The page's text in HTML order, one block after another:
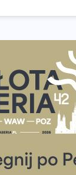
Powstania
uczestników
– czym kierować
Produkty,
szykuje się
35. Bieg